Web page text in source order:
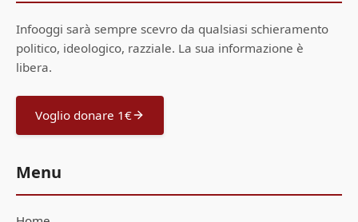
Infooggi sarà sempre scevro da qualsiasi schieramento
politico, ideologico, razziale. La sua informazione è
libera.
Voglio donare 1€
Menu